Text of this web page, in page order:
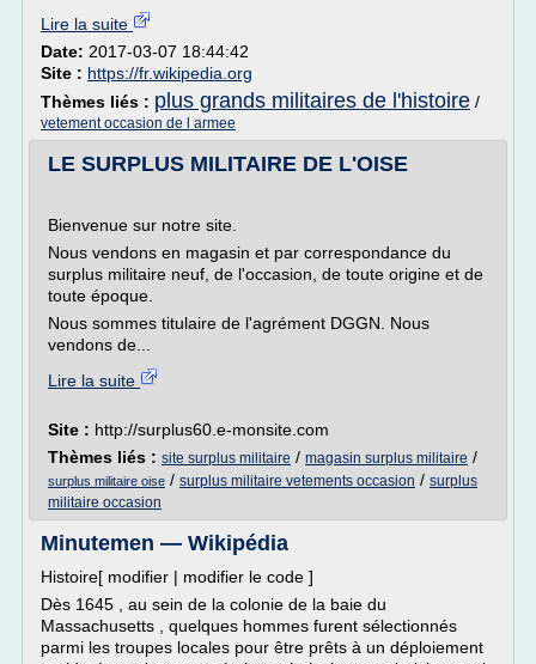
Lire la suite
Date: 2017-03-07 18:44:42
Site : https://fr.wikipedia.org
Thèmes liés : plus grands militaires de l'histoire /
vetement occasion de l armee
LE SURPLUS MILITAIRE DE L'OISE
Bienvenue sur notre site.
Nous vendons en magasin et par correspondance du
surplus militaire neuf, de l'occasion, de toute origine et de
toute époque.
Nous sommes titulaire de l'agrément DGGN. Nous
vendons de...
Lire la suite
Site : http://surplus60.e-monsite.com
Thèmes liés : site surplus militaire / magasin surplus militaire /
surplus militaire oise / surplus militaire vetements occasion / surplus
militaire occasion
Minutemen — Wikipédia
Histoire[ modifier | modifier le code ]
Dès 1645 , au sein de la colonie de la baie du
Massachusetts , quelques hommes furent sélectionnés
parmi les troupes locales pour être prêts à un déploiement